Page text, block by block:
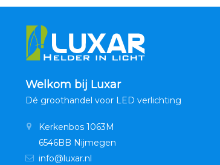
Welkom bij Luxar
Dé groothandel voor LED verlichting
Kerkenbos 1063M
6546BB Nijmegen
info@luxar.nl